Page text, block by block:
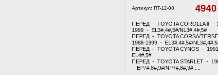
Артикул: RT-12-08
ПЕРЕД - TOYOTA COROLLA ll -
1999 - EL3#,4#,5#/NL3#,4#,5#
ПЕРЕД - TOYOTA CORSA/
1988-1999 - EL3#,4#,5#/
ПЕРЕД - TOYOTA CYNOS -
EL4#,5#
ПЕРЕД - TOYOTA STARLET -
- EP7#,8#,9#/NP7#,8#,9#.....